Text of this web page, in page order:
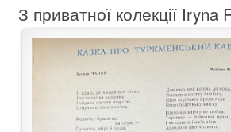
З приватної колекції Iryna